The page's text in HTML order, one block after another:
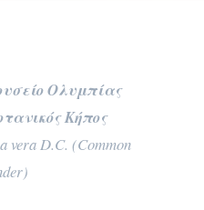
Ολυμπίας
Κήπος
D.C. (Common